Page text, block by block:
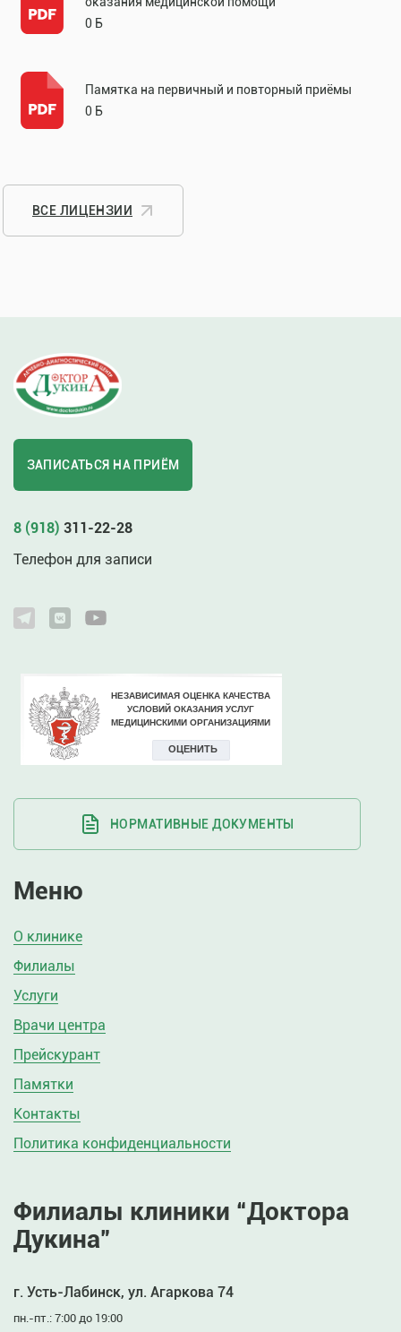
0 Б
Памятка на первичный и повторный приёмы
0 Б
ВСЕ ЛИЦЕНЗИИ
ЗАПИСАТЬСЯ НА ПРИЁМ
8 (918) 311-22-28
Телефон для записи
НОРМАТИВНЫЕ ДОКУМЕНТЫ
Меню
О клинике
Филиалы
Услуги
Врачи центра
Прейскурант
Памятки
Контакты
Политика конфиденциальности
Филиалы клиники “Доктора
Дукина”
г. Усть-Лабинск, ул. Агаркова 74
пн.-пт.: 7:00 до 19:00